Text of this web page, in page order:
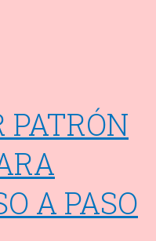
PATRÓN
A PASO